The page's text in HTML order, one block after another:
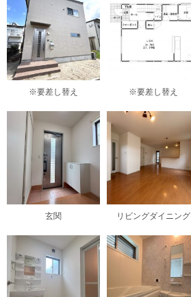
※要差し替え ※要差し替え
玄関 リビングダイニング